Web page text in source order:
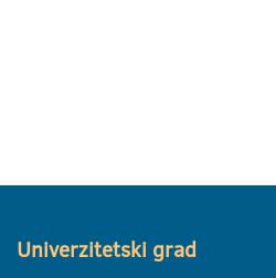
Univerzitetski grad